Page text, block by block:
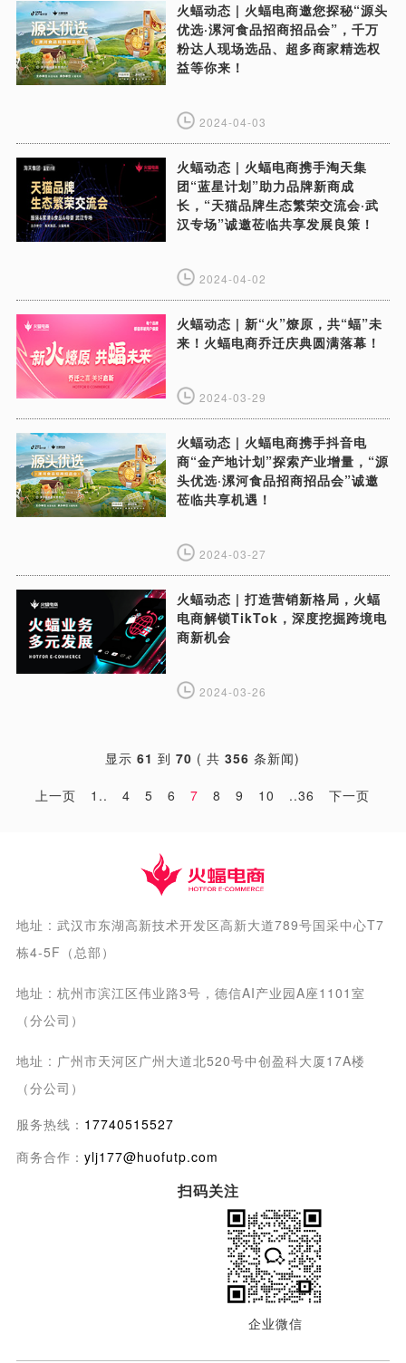
火蝠动态 | 火蝠电商邀您探秘“源头
优选·漯河食品招商招品会”，千万
粉达人现场选品、超多商家精选权
益等你来！
2024-04-03
火蝠动态 | 火蝠电商携手淘天集
团“蓝星计划”助力品牌新商成
长，“天猫品牌生态繁荣交流会·武
汉专场”诚邀莅临共享发展良策！
2024-04-02
火蝠动态 | 新“火”燎原，共“蝠”未
来！火蝠电商乔迁庆典圆满落幕！
2024-03-29
火蝠动态 | 火蝠电商携手抖音电
商“金产地计划”探索产业增量，“源
头优选·漯河食品招商招品会”诚邀
莅临共享机遇！
2024-03-27
火蝠动态 | 打造营销新格局，火蝠
电商解锁TikTok，深度挖掘跨境电
商新机会
2024-03-26
显示61 到70 ( 共356 条新闻)
上一页 1.. 4 5 6 7 8 9 10 ..36 下一页
地址 : 武汉市东湖高新技术开发区高新大道789号国采中心T7
栋4-5F（总部）
地址 : 杭州市滨江区伟业路3号，德信AI产业园A座1101室
（分公司）
地址 : 广州市天河区广州大道北520号中创盈科大厦17A楼
（分公司）
服务热线： 17740515527
商务合作： ylj177@huofutp.com
扫码关注
企业微信